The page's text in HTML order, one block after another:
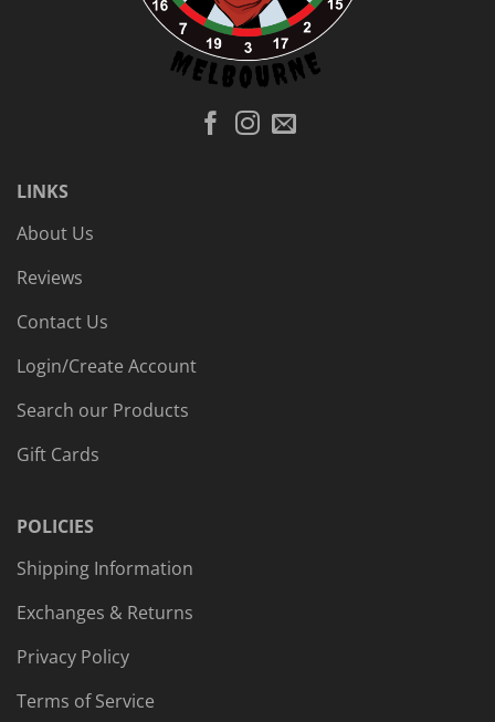
LINKS
About Us
Reviews
Contact Us
Login/Create Account
Search our Products
Gift Cards
POLICIES
Shipping Information
Exchanges & Returns
Privacy Policy
Terms of Service